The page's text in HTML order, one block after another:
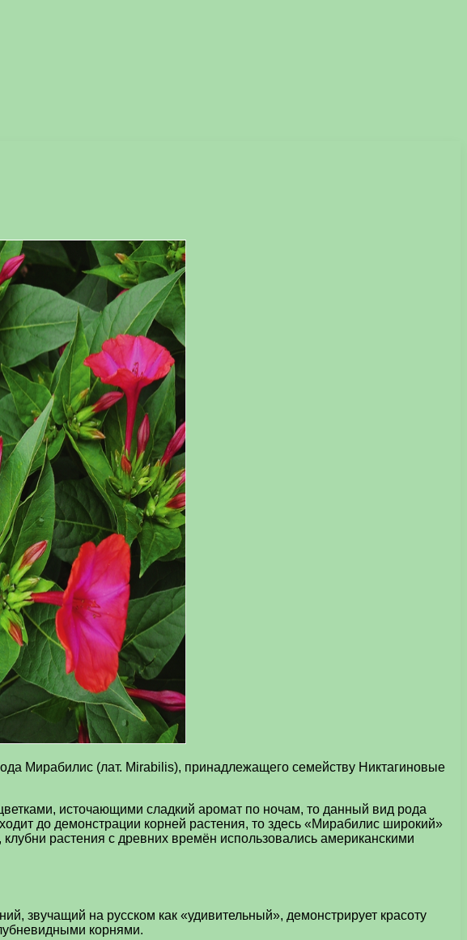
Мирабилис (лат. Mirabilis), принадлежащего семейству Никтагиновые
источающими сладкий аромат по ночам, то данный вид рода
до демонстрации корней растения, то здесь «Мирабилис широкий»
растения с древних времён использовались американскими
звучащий на русском как «удивительный», демонстрирует красоту
корнями.